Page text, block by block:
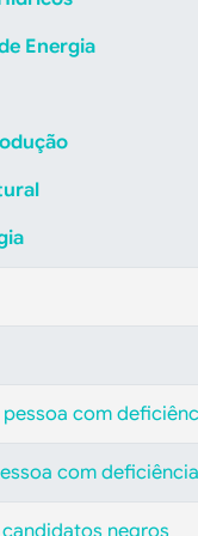
Energia
com
com deficiência
negros